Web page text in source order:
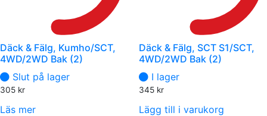
Däck & Fälg, Kumho/SCT,
4WD/2WD Bak (2)
Slut på lager
305 kr
Läs mer
Däck & Fälg, SCT S1/SCT,
4WD/2WD Bak (2)
I lager
345 kr
Lägg till i varukorg